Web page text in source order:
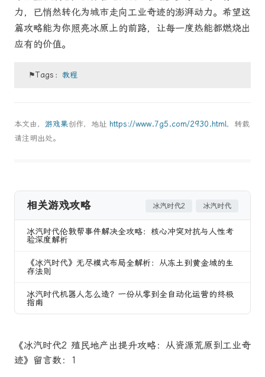
力，已悄然转化为城市走向工业奇迹的澎湃动力。希望这
篇攻略能为你照亮冰原上的前路，让每一度热能都燃烧出
应有的价值。
⚑Tags：教程
本文由， 游戏果创作，地址 https://www.7g5.com/2930.html，转载
请注明出处。
相关游戏攻略 冰汽时代2 冰汽时代
冰汽时代伦敦帮事件解决全攻略：核心冲突对抗与人性考
验深度解析
《冰汽时代》无尽模式布局全解析：从冻土到黄金城的生
存法则
冰汽时代机器人怎么造？一份从零到全自动化运营的终极
指南
《冰汽时代2 殖民地产出提升攻略：从资源荒原到工业奇
迹》留言数：1